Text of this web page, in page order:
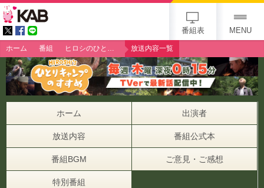
番組表 MENU
ホーム 番組 ヒロシのひとりキャンプのすすめ 放送内容一覧
ホーム 出演者
放送内容 番組公式本
番組BGM ご意見・ご感想
特別番組